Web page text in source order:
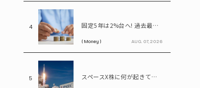
4 固定5年は2%台へ! 過去最高水準の個人向け国債と定期預金、100万円預けるならどちらが得?
( Money ) AUG. 07, 2026
5 スペースX株に何が起きている？ 好決算でも13％急落、9億株超のロックアップ解除で今後は